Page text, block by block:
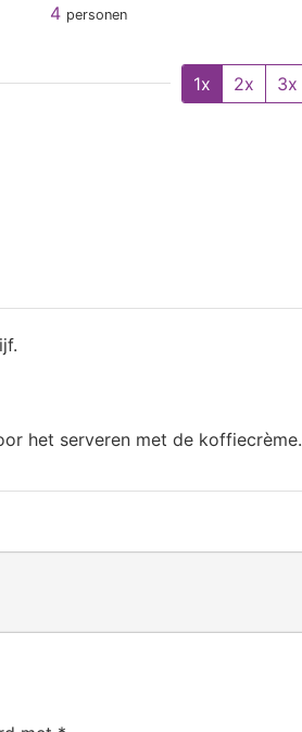
4 personen
1x 2x
3x
het serveren met de koffiecrème.